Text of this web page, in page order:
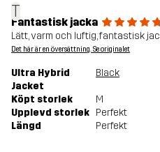
T
Fantastisk jacka
Lätt, varm och luftig, fantastisk
Det här är en översättning. Se originalet
Ultra Hybrid
Jacket
Black
Köpt storlek
M
Upplevd storlek Perfekt
Längd
Perfekt